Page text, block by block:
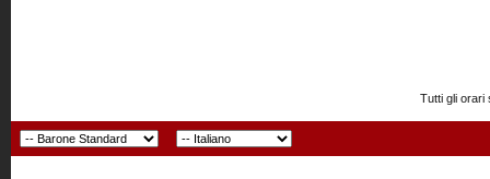
Tutti gli orari